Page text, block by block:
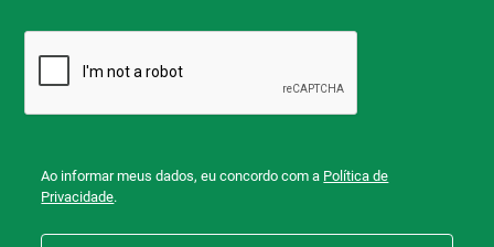
Ao informar meus dados, eu concordo com a Política de
Privacidade.